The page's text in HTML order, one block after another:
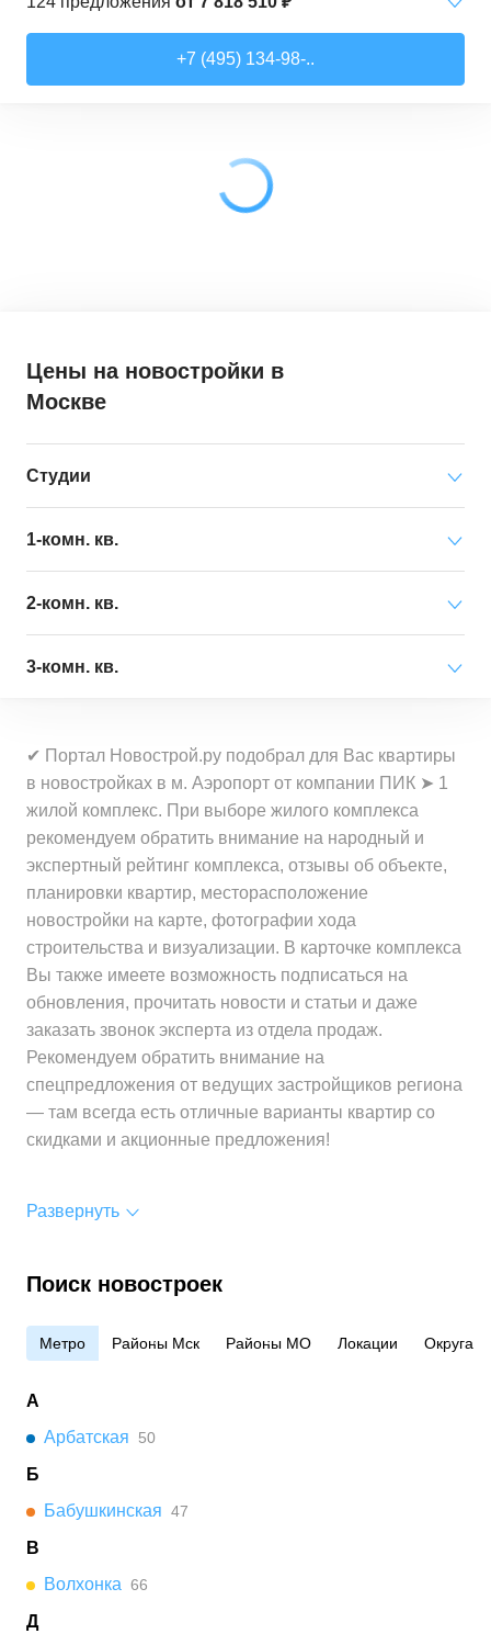
+7 (495) 134-98-..
Цены на новостройки в
Москве
Студии
Минимальная цена от 4 355 000 ₽
Средняя цена от 604 500 ₽
1-комн. кв.
Минимальная цена от 2 445 000 ₽
Минимальная цена
за 1 м²
от 68 600 ₽
Средняя цена
за 1 м²
от 487 000 ₽
2-комн. кв.
Минимальная цена от 3 598 000 ₽
Средняя цена
за квартиру
от 36 276 000 ₽
Минимальная цена
за 1 м²
от 70 000 ₽
Средняя цена
за 1 м²
3-комн. кв.
за квартиру
Средняя цена
за квартиру
от 13 574 000 ₽
Минимальная цена
за 1 м²
от 130 700 ₽
Средняя цена
за 1 м²
от 491 400 ₽
✔ Портал Новострой.ру подобрал для Вас квартиры
в новостройках в м. Аэропорт от компании ПИК ➤ 1
жилой комплекс. При выборе жилого комплекса
рекомендуем обратить внимание на народный и
экспертный рейтинг комплекса, отзывы об объекте,
планировки квартир, месторасположение
новостройки на карте, фотографии хода
строительства и визуализации. В карточке комплекса
Вы также имеете возможность подписаться на
обновления, прочитать новости и статьи и даже
заказать звонок эксперта из отдела продаж.
Рекомендуем обратить внимание на
спецпредложения от ведущих застройщиков региона
— там всегда есть отличные варианты квартир со
скидками и акционные предложения!
Развернуть
Поиск новостроек
Метро Районы Мск Районы МО Локации Округа
А
Арбатская
50
Б
Бабушкинская 47
В
Волхонка 66
Д